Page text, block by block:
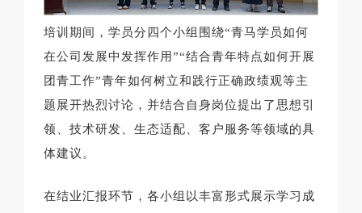
培训期间，学员分四个小组围绕“青马学员如何
在公司发展中发挥作用”“结合青年特点如何开展
团青工作”青年如何树立和践行正确政绩观等主
题展开热烈讨论，并结合自身岗位提出了思想引
领、技术研发、生态适配、客户服务等领域的具
体建议。
在结业汇报环节，各小组以丰富形式展示学习成